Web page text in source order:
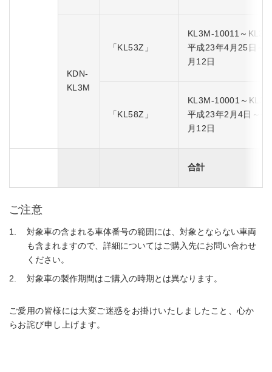
KDN-
KL3M
「KL53Z」
KL3M-10011～
平成23年4月25日～
月12日
「KL58Z」
KL3M-10001～
平成23年2月4日～平
月12日
合計
ご注意
対象車の含まれる車体番号の範囲には、対象とならない車両
も含まれますので、詳細についてはご購入先にお問い合わせ
ください。
対象車の製作期間はご購入の時期とは異なります。
ご愛用の皆様には大変ご迷惑をお掛けいたしましたこと、心か
らお詫び申し上げます。